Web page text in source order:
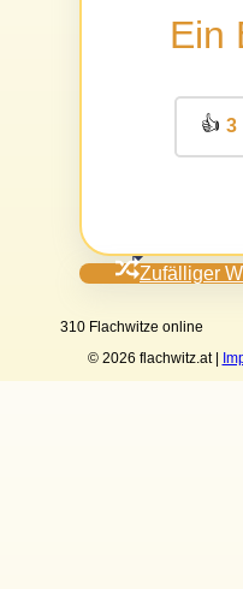
Ein
👍 3
Zufälliger
310 Flachwitze online
© 2026 flachwitz.at |